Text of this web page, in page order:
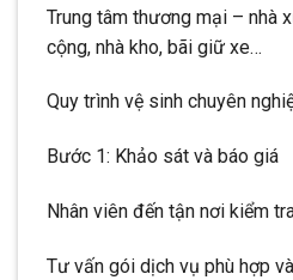
Trung tâm thương mại – nhà
cộng, nhà kho, bãi giữ xe…
Quy trình vệ sinh chuyên
Bước 1: Khảo sát và báo giá
Nhân viên đến tận nơi kiểm
Tư vấn gói dịch vụ phù hợp